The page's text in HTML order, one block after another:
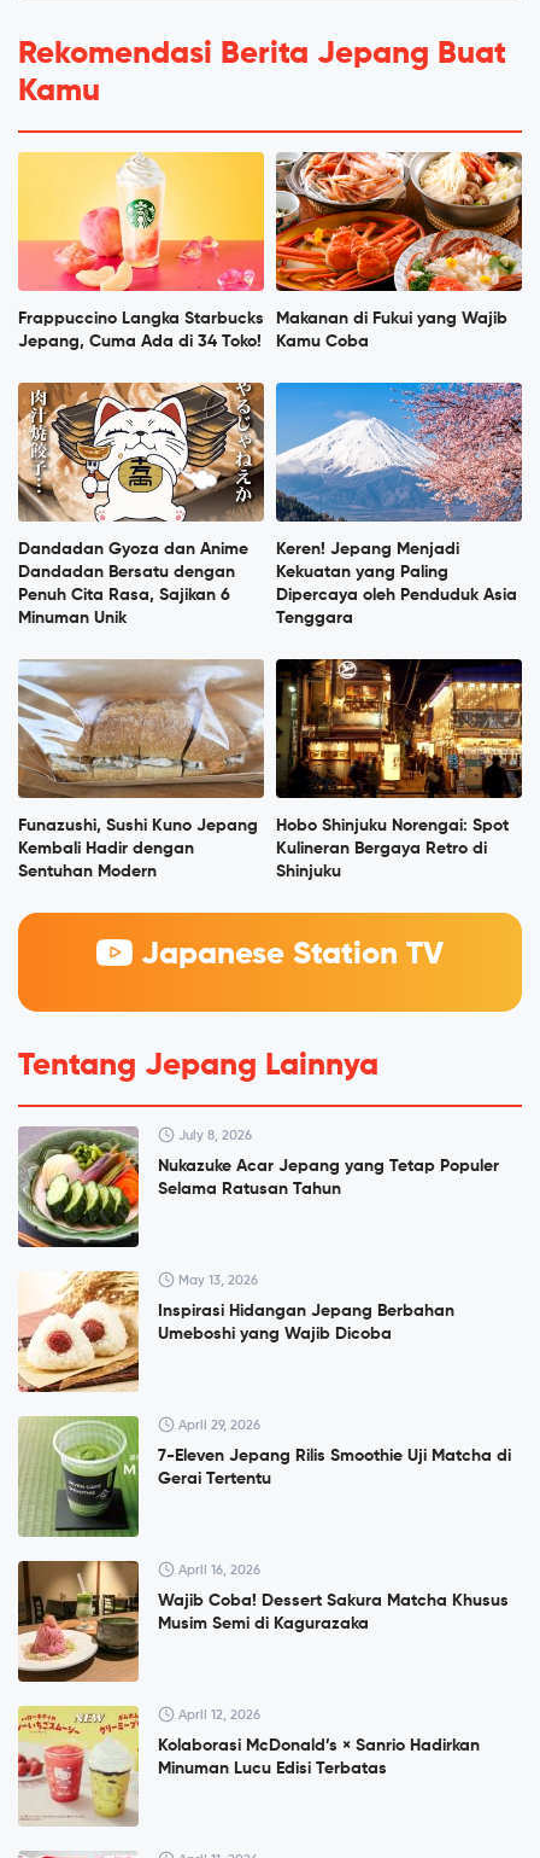
Rekomendasi Berita Jepang Buat
Kamu
Frappuccino Langka Starbucks
Jepang, Cuma Ada di 34 Toko!
Makanan di Fukui yang Wajib
Kamu Coba
Dandadan Gyoza dan Anime
Dandadan Bersatu dengan
Penuh Cita Rasa, Sajikan 6
Minuman Unik
Keren! Jepang Menjadi
Kekuatan yang Paling
Dipercaya oleh Penduduk Asia
Tenggara
Funazushi, Sushi Kuno Jepang
Kembali Hadir dengan
Sentuhan Modern
Hobo Shinjuku Norengai: Spot
Kulineran Bergaya Retro di
Shinjuku
Japanese Station TV
Tentang Jepang Lainnya
July 8, 2026
Nukazuke Acar Jepang yang Tetap Populer
Selama Ratusan Tahun
May 13, 2026
Inspirasi Hidangan Jepang Berbahan
Umeboshi yang Wajib Dicoba
April 29, 2026
7-Eleven Jepang Rilis Smoothie Uji Matcha di
Gerai Tertentu
April 16, 2026
Wajib Coba! Dessert Sakura Matcha Khusus
Musim Semi di Kagurazaka
April 12, 2026
Kolaborasi McDonald’s × Sanrio Hadirkan
Minuman Lucu Edisi Terbatas